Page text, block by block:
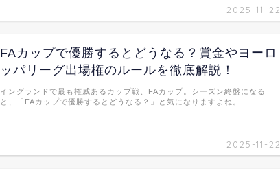
2025-11-22
FAカップで優勝するとどうなる？賞金やヨーロ
ッパリーグ出場権のルールを徹底解説！
2025-11-22
イングランドで最も権威あるカップ戦、FAカップ。シーズン終盤になる
と、「FAカップで優勝するとどうなる？」と気になりますよね。 …